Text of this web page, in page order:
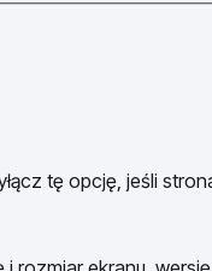
tę opcję, jeśli